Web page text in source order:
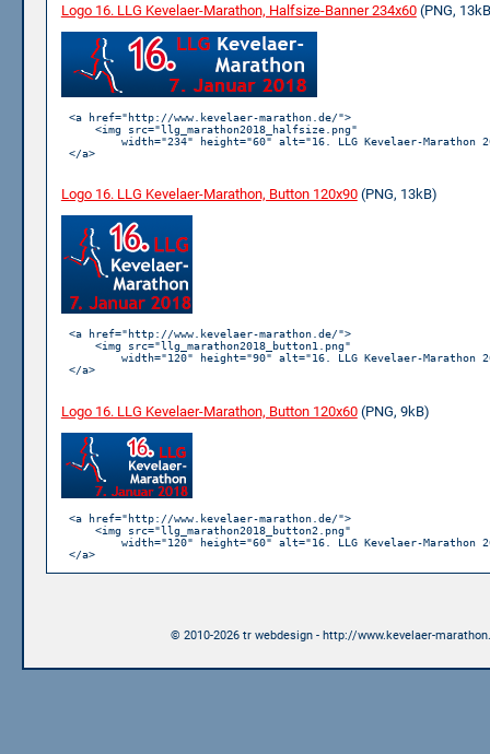
Logo 16. LLG Kevelaer-Marathon, Halfsize-Banner 234x60(PNG,
<a href="http://www.kevelaer-marathon.de/">
    <img src="llg_marathon2018_halfsize.png"
width="234" height="60" alt="16. LLG Kevelaer-Marathon
</a>
Logo 16. LLG Kevelaer-Marathon, Button 120x90(PNG, 13kB)
<a href="http://www.kevelaer-marathon.de/">
    <img src="llg_marathon2018_button1.png"
width="120" height="90" alt="16. LLG Kevelaer-Marathon
</a>
Logo 16. LLG Kevelaer-Marathon, Button 120x60(PNG, 9kB)
<a href="http://www.kevelaer-marathon.de/">
    <img src="llg_marathon2018_button2.png"
width="120" height="60" alt="16. LLG Kevelaer-Marathon
</a>
© 2010-2026 tr webdesign - http://www.kevelaer-